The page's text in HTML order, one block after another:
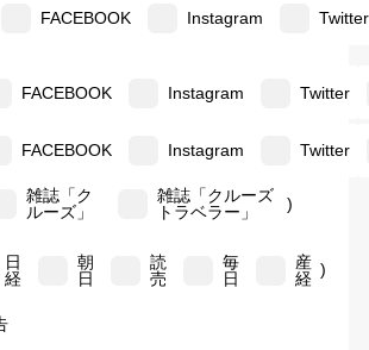
FACEBOOK Instagram Twitter
FACEBOOK Instagram Twitter
FACEBOOK Instagram Twitter
雑誌「ク
ルーズ」
雑誌「クルーズ
トラベラー」
)
日
経
朝
日
読
売
毎
日
産
経 )